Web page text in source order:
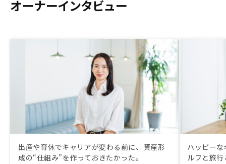
オーナーインタビュー
出産や育休でキャリアが変わる前に、資産形
成の“仕組み”を作っておきたかった。
ハッピー
ルフと旅